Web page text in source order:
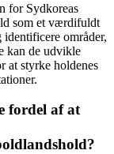
for Sydkoreas
som et værdifuldt
områder,
kan de udvikle
at styrke holdenes
fordel af at